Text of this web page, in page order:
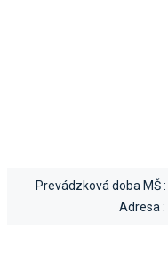
Prevádzková doba MŠ :
Adresa :